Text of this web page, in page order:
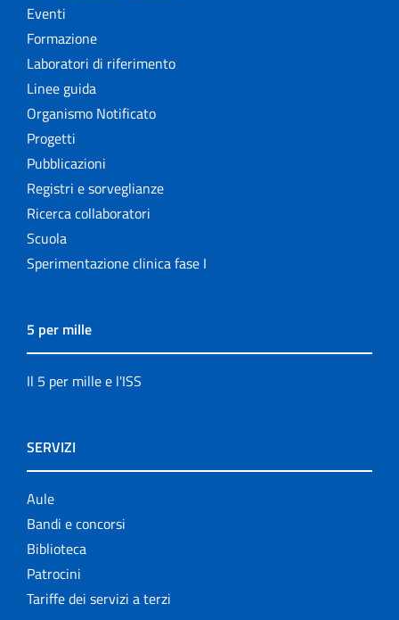
Eventi
Formazione
Laboratori di riferimento
Linee guida
Organismo Notificato
Progetti
Pubblicazioni
Registri e sorveglianze
Ricerca collaboratori
Scuola
Sperimentazione clinica fase I
5 per mille
Il 5 per mille e l'ISS
SERVIZI
Aule
Bandi e concorsi
Biblioteca
Patrocini
Tariffe dei servizi a terzi